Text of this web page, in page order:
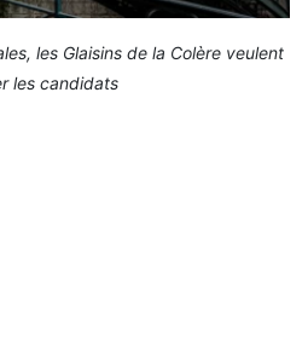
les Glaisins de la Colère veulent
les candidats